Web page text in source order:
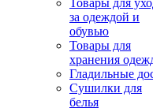
Товары для
за одеждой и
обувью
Товары для
хранения
Гладильные
Сушилки для
белья